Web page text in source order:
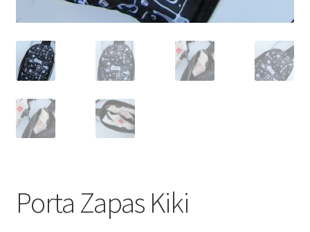
Porta Zapas Kiki